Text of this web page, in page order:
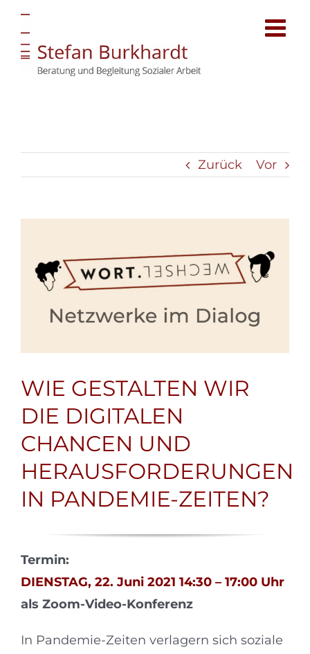
Zum
Inhalt
springen
Zurück Vor
WIE GESTALTEN WIR
DIE DIGITALEN
CHANCEN UND
HERAUSFORDERUNGEN
IN PANDEMIE-ZEITEN?
Termin:
DIENSTAG, 22. Juni 2021 14:30 – 17:00 Uhr
als Zoom-Video-Konferenz
In Pandemie-Zeiten verlagern sich soziale